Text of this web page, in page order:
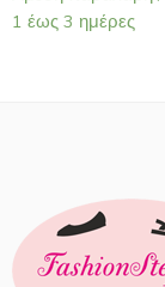
1 έως 3 ημέρες